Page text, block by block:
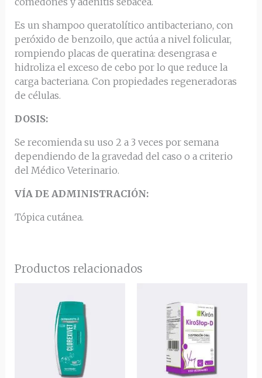
Es un shampoo queratolítico antibacteriano, con
peróxido de benzoilo, que actúa a nivel folicular,
rompiendo placas de queratina: desengrasa e
hidroliza el exceso de cebo por lo que reduce la
carga bacteriana. Con propiedades regeneradoras
de células.
DOSIS:
Se recomienda su uso 2 a 3 veces por semana
dependiendo de la gravedad del caso o a criterio
del Médico Veterinario.
VÍA DE ADMINISTRACIÓN:
Tópica cutánea.
Productos relacionados